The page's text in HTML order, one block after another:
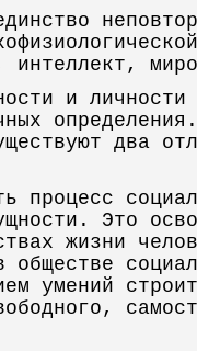
интеллект,
и
два
процесс
Это
жизни
обществе
умений